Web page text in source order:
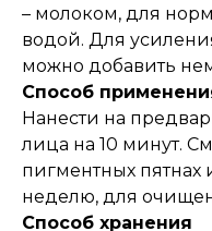
– молоком, для
водой. Для
можно добавить
Способ
Нанести на
лица на 10 минут.
пигментных пятнах
неделю, для
Способ хранения